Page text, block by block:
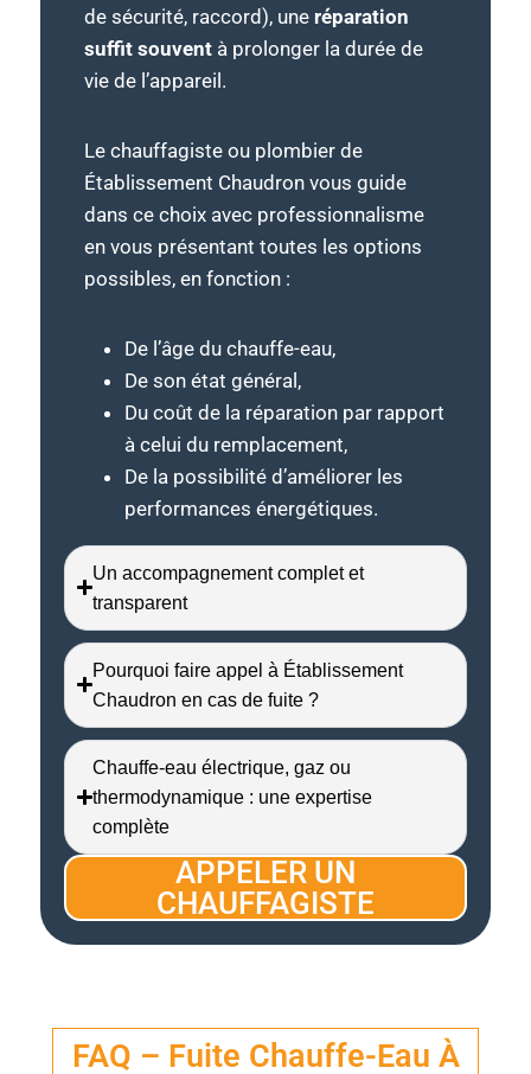
de sécurité, raccord), une réparation
suffit souvent à prolonger la durée de
vie de l’appareil.
Le chauffagiste ou plombier de
Établissement Chaudron vous guide
dans ce choix avec professionnalisme
en vous présentant toutes les options
possibles, en fonction :
De l’âge du chauffe-eau,
De son état général,
Du coût de la réparation par rapport
à celui du remplacement,
De la possibilité d’améliorer les
performances énergétiques.
Un accompagnement complet et
transparent
Pourquoi faire appel à Établissement
Chaudron en cas de fuite ?
Chauffe-eau électrique, gaz ou
thermodynamique : une expertise
complète
APPELER UN
CHAUFFAGISTE
FAQ – Fuite Chauffe-Eau À